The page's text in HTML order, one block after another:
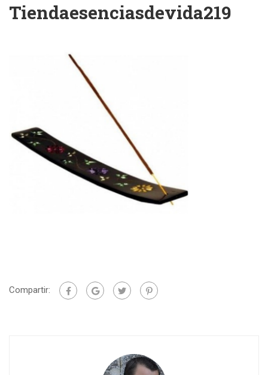
Tiendaesenciasdevida219
Compartir: